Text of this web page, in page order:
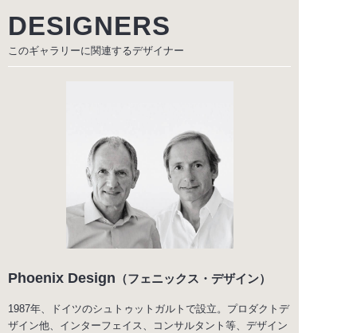
DESIGNERS
このギャラリーに関連するデザイナー
Phoenix Design （フェニックス・デザイン）
1987年、ドイツのシュトゥットガルトで設立。プロダクトデ
ザイン他、インターフェイス、コンサルタント等、デザイン